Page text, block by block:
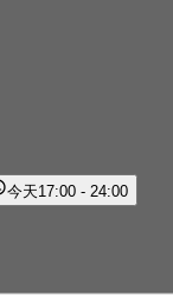
今天17:00 - 24:00